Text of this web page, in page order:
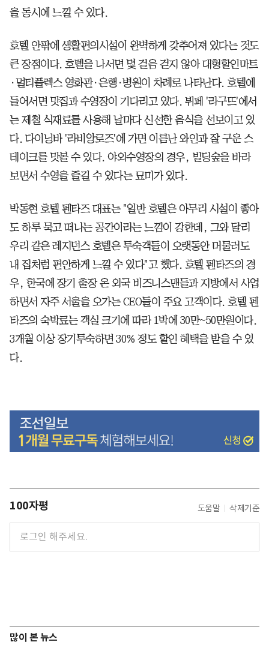
을 동시에 느낄 수 있다.
호텔 안팎에 생활편의시설이 완벽하게 갖추어져 있다는 것도
큰 장점이다. 호텔을 나서면 몇 걸음 걷지 않아 대형할인마트
·멀티플렉스 영화관·은행·병원이 차례로 나타난다. 호텔에
들어서면 맛집과 수영장이 기다리고 있다. 뷔페 '라구뜨'에서
는 제철 식재료를 사용해 날마다 신선한 음식을 선보이고 있
다. 다이닝바 '라비앙로즈'에 가면 이름난 와인과 잘 구운 스
테이크를 맛볼 수 있다. 야외수영장의 경우, 빌딩숲을 바라
보면서 수영을 즐길 수 있다는 묘미가 있다.
박동현 호텔 펜타즈 대표는 "일반 호텔은 아무리 시설이 좋아
도 하루 묵고 떠나는 공간이라는 느낌이 강한데, 그와 달리
우리 같은 레지던스 호텔은 투숙객들이 오랫동안 머물러도
내 집처럼 편안하게 느낄 수 있다"고 했다. 호텔 펜타즈의 경
우, 한국에 장기 출장 온 외국 비즈니스맨들과 지방에서 사업
하면서 자주 서울을 오가는 CEO들이 주요 고객이다. 호텔 펜
타즈의 숙박료는 객실 크기에 따라 1박에 30만~50만원이다.
3개월 이상 장기투숙하면 30% 정도 할인 혜택을 받을 수 있
다.
100자평 도움말 삭제기준
많이 본 뉴스